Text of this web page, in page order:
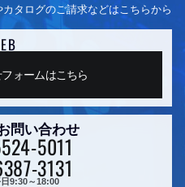
タログのご請求などはこちらから
ォームはこちら
問い合わせ
5011
3131
9:30～18:00